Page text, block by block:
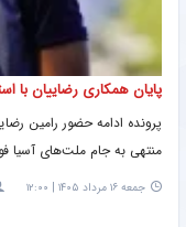
پایان همکاری رضاییان با
پرونده ادامه حضور رامین
منتهی به جام ملت‌های آسیا
جمعه ۱۶ مرداد ۱۴۰۵ | ۱۲:۰۰